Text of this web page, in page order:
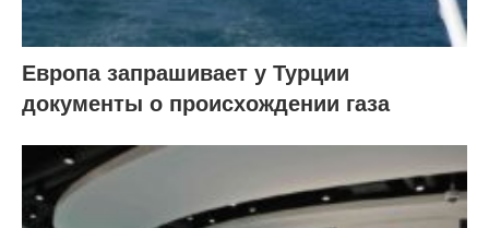
Европа запрашивает у Турции
документы о происхождении газа